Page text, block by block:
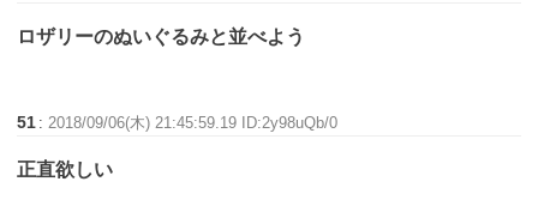
ロザリーのぬいぐるみと並べよう
51 : 2018/09/06(木) 21:45:59.19 ID:2y98uQb/0
正直欲しい